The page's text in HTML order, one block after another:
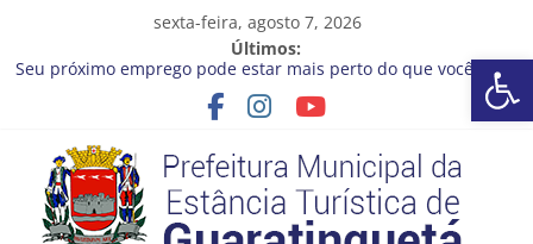
sexta-feira, agosto 7, 2026
Últimos:
Seu próximo emprego pode estar mais perto do que você
Cinema Pontos MIS | Programação de Agosto
Neste sábado (08), a Prefeitura de Guaratinguetá realiza mais
uma edição do programa “Sábado Saúde”
A Operação Cata Bagulho atenderá o seguinte bairro neste
sábado, (08)